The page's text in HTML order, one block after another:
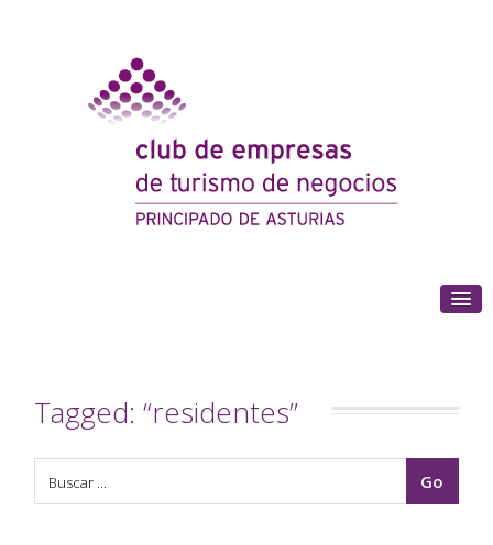
Tagged: “residentes”